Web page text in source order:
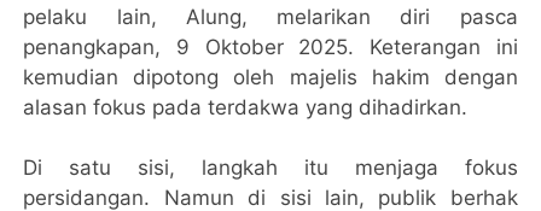
pelaku lain, Alung, melarikan diri pasca
penangkapan, 9 Oktober 2025. Keterangan ini
kemudian dipotong oleh majelis hakim dengan
alasan fokus pada terdakwa yang dihadirkan.
Di satu sisi, langkah itu menjaga fokus
persidangan. Namun di sisi lain, publik berhak